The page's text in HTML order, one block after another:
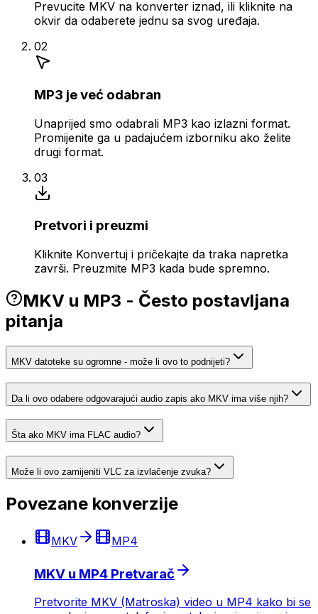
Prevucite MKV na konverter iznad, ili kliknite na
okvir da odaberete jednu sa svog uređaja.
02
MP3 je već odabran
Unaprijed smo odabrali MP3 kao izlazni format.
Promijenite ga u padajućem izborniku ako želite
drugi format.
03
Pretvori i preuzmi
Kliknite Konvertuj i pričekajte da traka napretka
završi. Preuzmite MP3 kada bude spremno.
MKV u MP3 - Često postavljana
pitanja
MKV datoteke su ogromne - može li ovo to podnijeti?
Da li ovo odabere odgovarajući audio zapis ako MKV ima više njih?
Šta ako MKV ima FLAC audio?
Može li ovo zamijeniti VLC za izvlačenje zvuka?
Povezane konverzije
MKV MP4
MKV u MP4 Pretvarač
Pretvorite MKV (Matroska) video u MP4 kako bi se